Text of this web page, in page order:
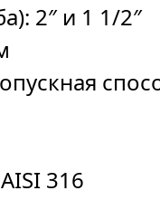
2″ и 1 1/2″
316